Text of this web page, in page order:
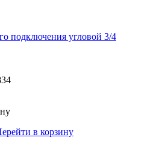
подключения угловой 3/4
в корзину